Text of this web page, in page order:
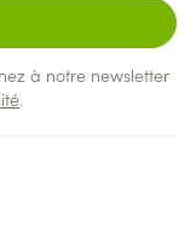
à notre newsletter
.